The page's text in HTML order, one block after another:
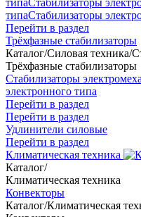
типаСтабилизаторы
типаСтабилизаторы
Перейти в раздел
Трёхфазные стабилизаторы
Каталог/Силовая техника/
Трёхфазные стабилизаторы
Стабилизаторы
электронного типа
Перейти в раздел
Перейти в раздел
Удлинители силовые
Перейти в раздел
Климатическая техника
Каталог/
Климатическая техника
Конвекторы
Каталог/Климатическая